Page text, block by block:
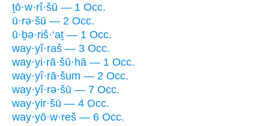
ṯō·w·rî·šū — 1 Occ.
ū·rə·šū — 2 Occ.
ū·ḇə·riš·‘aṯ — 1 Occ.
way·yî·raš — 3 Occ.
way·yi·rā·šū·hā — 1 Occ.
way·yî·rā·šum — 2 Occ.
way·yî·rə·šū — 7 Occ.
way·yir·šū — 4 Occ.
way·yō·w·reš — 6 Occ.